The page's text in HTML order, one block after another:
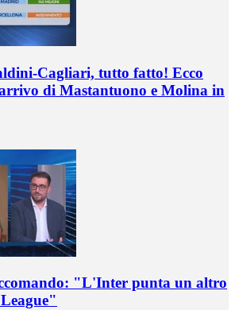
Cagliari, tutto fatto! Ecco
di Mastantuono e Molina in
"L'Inter punta un altro